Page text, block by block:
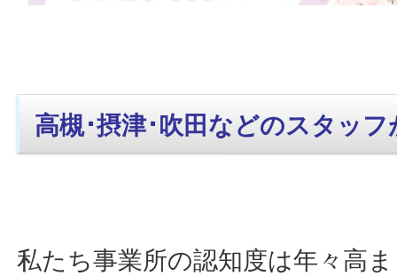
高槻･摂津･吹田などのスタッフ
私たち事業所の認知度は年々高